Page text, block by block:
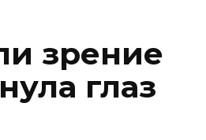
зрение
глаз